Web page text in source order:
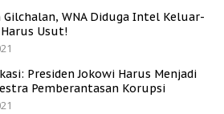
Gilchalan, WNA Diduga Intel Keluar-
Usut!
Presiden Jokowi Harus Menjadi
Pemberantasan Korupsi